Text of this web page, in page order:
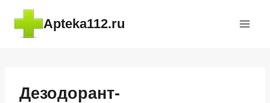
Перейти
содержимому
Apteka112.ru
Дезодорант-